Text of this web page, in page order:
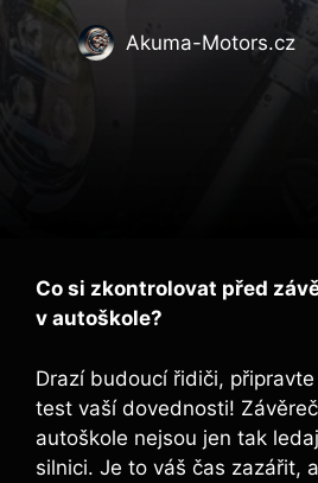
Akuma-Motors.cz
Co si zkontrolovat před
v autoškole?
Drazí budoucí řidiči,
test vaší dovednosti!
autoškole nejsou jen tak
silnici. Je to váš čas zazářit,